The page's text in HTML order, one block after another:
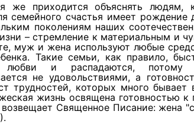
же приходится объяснять людям,
семейного счастья имеет рождение
поколениям наших
– стремление к материальным и
муж и жена используют любые
Такие семьи, как правило,
любви и распадаются, потому
не удовольствиями, а
трудностей, которых много
жизнь освящена готовностью к
Священное Писание: жена